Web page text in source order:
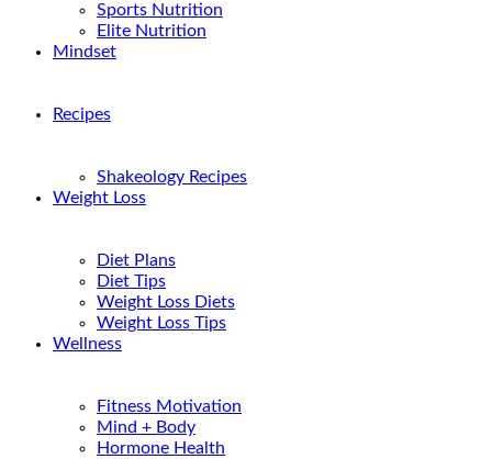
Sports Nutrition
Elite Nutrition
Mindset
Recipes
Shakeology Recipes
Weight Loss
Diet Plans
Diet Tips
Weight Loss Diets
Weight Loss Tips
Wellness
Fitness Motivation
Mind + Body
Hormone Health